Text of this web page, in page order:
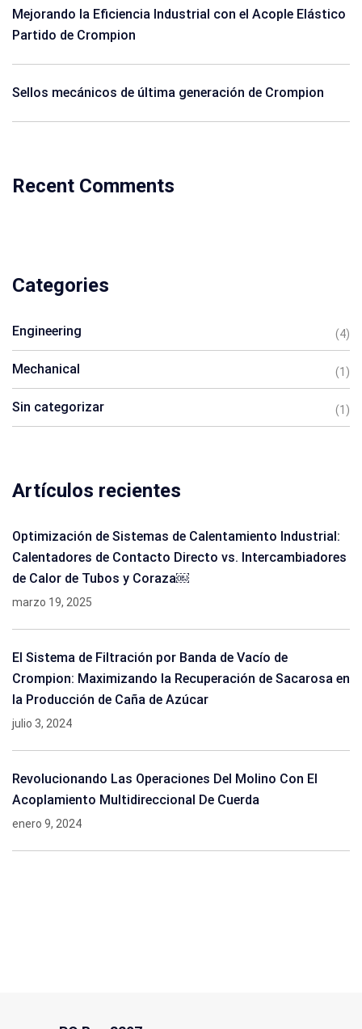
Mejorando la Eficiencia Industrial con el Acople Elástico
Partido de Crompion
Sellos mecánicos de última generación de Crompion
Recent Comments
Categories
Engineering (4)
Mechanical (1)
Sin categorizar (1)
Artículos recientes
Optimización de Sistemas de Calentamiento Industrial:
Calentadores de Contacto Directo vs. Intercambiadores
de Calor de Tubos y Coraza￼
marzo 19, 2025
El Sistema de Filtración por Banda de Vacío de
Crompion: Maximizando la Recuperación de Sacarosa en
la Producción de Caña de Azúcar
julio 3, 2024
Revolucionando Las Operaciones Del Molino Con El
Acoplamiento Multidireccional De Cuerda
enero 9, 2024